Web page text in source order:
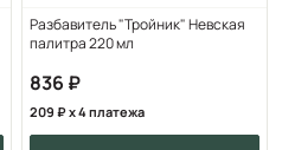
Разбавитель "Тройник" Невская
палитра 220 мл
836
209 x 4 платежа